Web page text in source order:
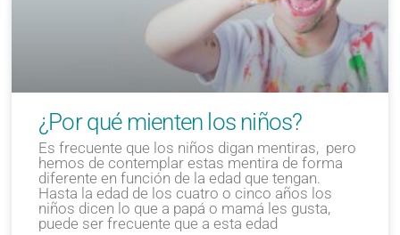
¿Por qué mienten los niños?
Es frecuente que los niños digan mentiras, pero
hemos de contemplar estas mentira de forma
diferente en función de la edad que tengan.
Hasta la edad de los cuatro o cinco años los
niños dicen lo que a papá o mamá les gusta,
puede ser frecuente que a esta edad